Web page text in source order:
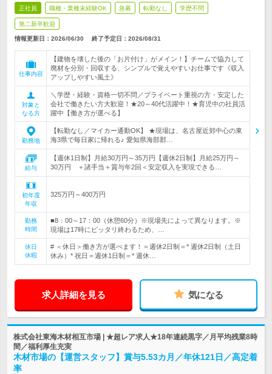
正社員 職種・業種未経験OK 急募 転勤なし 学歴不問
第二新卒歓迎
情報更新日：2026/06/30 終了予定日： 2026/08/31
仕事内容
【建物を壊した後の「お片付け」がメイン！】チームで協力して
廃材を分別・回収する、シンプルで覚えやすいお仕事です《収入
アップしやすい風土》
対象と
なる方
＼学歴・経験・資格一切不問／プライベート重視の方・安定した
会社で働きたい方大歓迎！★20～40代活躍中！★育児中の社員活
躍中【働き方が選べる】
勤務地
【転勤なし／マイカー通勤OK】 ★現場は、名古屋近郊中心の東
海3県で毎日家に帰れる♪ 愛知県海部郡…
給与
【週休1日制】月給30万円～35万円【週休2日制】月給25万円～
30万円 ＋諸手当＋賞与年2回＜安定収入を実現できる…
初年度
年収
325万円～400万円
勤務
時間
■8：00～17：00（休憩60分）※現場先によって異なります。※
現場は17時にピッタリ終わるため、…
休日
休暇
# ＜休日＞働き方が選べます！＝週休2日制＝* 週休2日制（土日
休み）* 祝日＝週休1日制＝* 週休…
求人詳細を見る 気になる
株式会社東海木材相互市場 | ★超レア求人★18年連続黒字／月平均残業8時
間／福利厚生充実
木材市場の【運営スタッフ】賞与5.53カ月／年休121日／高定着
率